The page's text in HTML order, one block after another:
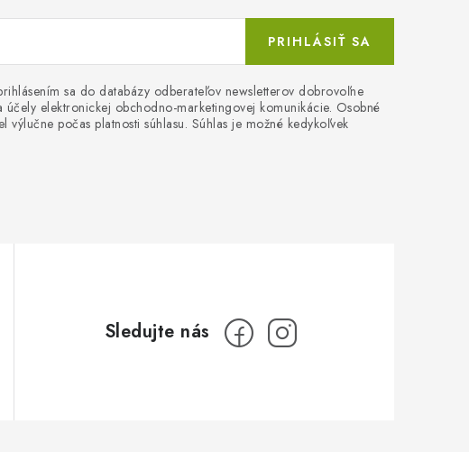
sa do databázy odberateľov newsletterov dobrovoľne
účely elektronickej obchodno-marketingovej komunikácie. Osobné
výlučne počas platnosti súhlasu. Súhlas je možné kedykoľvek
PRIHLÁSIŤ SA